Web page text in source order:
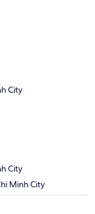
City
City
Minh City